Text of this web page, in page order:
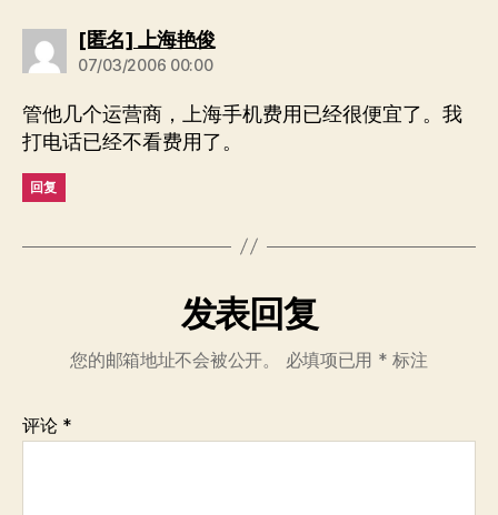
[匿名] 上海艳俊说：
07/03/2006 00:00
管他几个运营商，上海手机费用已经很便宜了。我
打电话已经不看费用了。
回复
发表回复
您的邮箱地址不会被公开。 必填项已用 * 标注
评论 *